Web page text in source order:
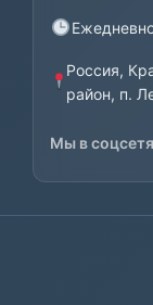
Россия,
район, п.
Мы в